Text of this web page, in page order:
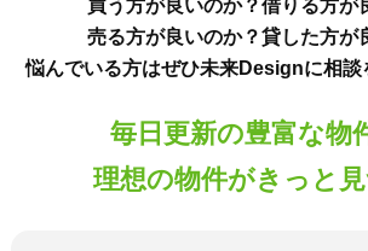
買う方が良いのか？借りる方が
売る方が良いのか？貸した方が
悩んでいる方はぜひ未来Designに相談
毎日更新の豊富な物
理想の物件がきっと